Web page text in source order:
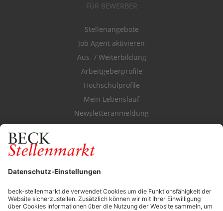
FÜR BEWERBER
Stellenangebote
Job Agent aktivieren
Aus- / Weiterbildung
Arbeitgeberprofile
Hochschulprofile
Mein Lebenslauf
Newsletteranmeldung
Durchsuchen Sie den Stellenkatalog
FÜR ARBEITGEBER
Stellenmarktpreise
Anzeigen-AGB
Media-Daten